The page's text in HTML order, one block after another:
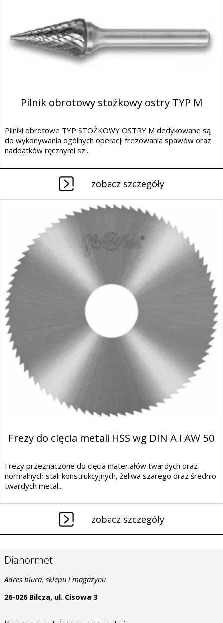
Pilnik obrotowy stożkowy ostry TYP M
Pilniki obrotowe TYP STOŻKOWY OSTRY M dedykowane są
do wykonywania ogólnych operacji frezowania spawów oraz
naddatków ręcznymi sz...
zobacz szczegóły
Frezy do cięcia metali HSS wg DIN A i AW 50
Frezy przeznaczone do cięcia materiałów twardych oraz
normalnych stali konstrukcyjnych, żeliwa szarego oraz średnio
twardych metal...
zobacz szczegóły
Dianormet
Adres biura, sklepu i magazynu
26-026 Bilcza, ul. Cisowa 3